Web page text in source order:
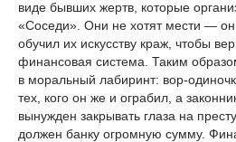
виде бывших жертв, которые
«Соседи». Они не хотят мести —
обучил их искусству краж, чтобы
финансовая система. Таким
в моральный лабиринт: вор-
тех, кого он же и ограбил, а
вынужден закрывать глаза на
должен банку огромную сумму.